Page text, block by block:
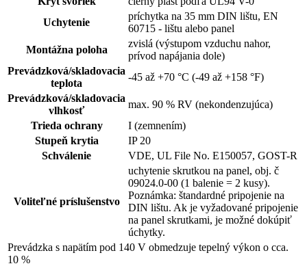
Uchytenie
príchytka na 35 mm DIN lištu, EN
60715 - lištu alebo panel
Montážna poloha
zvislá (výstupom vzduchu nahor,
prívod napájania dole)
Prevádzková/skladovacia
teplota
-45 až +70 °C (-49 až +158 °F)
Prevádzková/skladovacia
vlhkosť
max. 90 % RV (nekondenzujúca)
Trieda ochrany
I (zemnením)
Stupeň krytia
IP 20
Schválenie
VDE, UL File No. E150057, GOST-R
Voliteľné príslušenstvo
uchytenie skrutkou na panel, obj. č
09024.0-00 (1 balenie = 2 kusy).
Poznámka: štandardné pripojenie na
DIN lištu. Ak je vyžadované pripojenie
na panel skrutkami, je možné dokúpiť
úchytky.
Prevádzka s napätím pod 140 V obmedzuje tepelný výkon o cca.
10 %